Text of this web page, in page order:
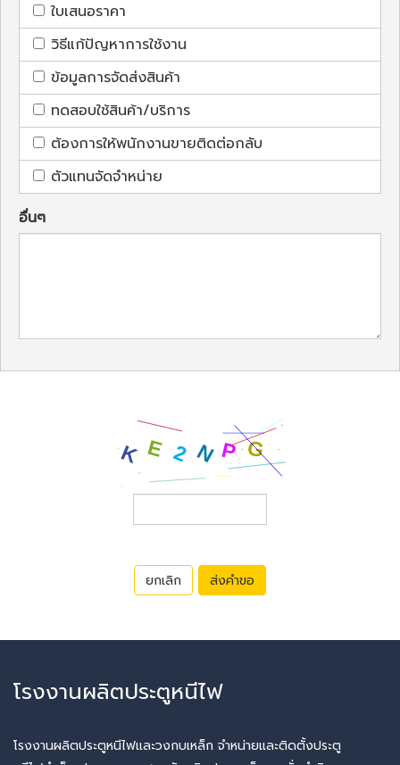
ใบเสนอราคา
วิธีแก้ปัญหาการใช้งาน
ข้อมูลการจัดส่งสินค้า
ทดสอบใช้สินค้า/บริการ
ต้องการให้พนักงานขายติดต่อกลับ
ตัวแทนจัดจำหน่าย
อื่นๆ
ยกเลิก ส่งคำขอ
โรงงานผลิตประตูหนีไฟ
โรงงานผลิตประตูหนีไฟและวงกบเหล็ก จำหน่ายและติดตั้งประตู